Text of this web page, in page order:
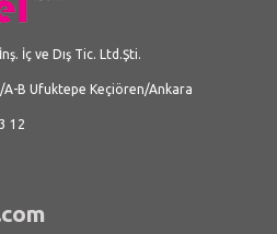
İç ve Dış Tic. Ltd.Şti.
A-B Ufuktepe Keçiören/Ankara
12